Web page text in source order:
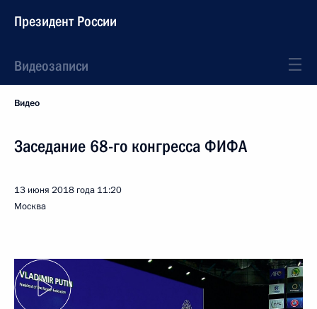
Президент России
Видеозаписи
Видео
Заседание 68-го конгресса ФИФА
13 июня 2018 года 11:20
Москва